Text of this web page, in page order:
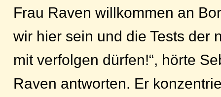
Frau Raven willkommen an
wir hier sein und die Tests der
mit verfolgen dürfen!“, hörte
Raven antworten. Er